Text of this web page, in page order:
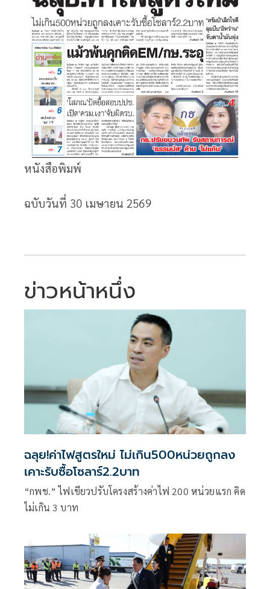
หนังสือพิมพ์
ฉบับวันที่ 30 เมษายน 2569
ข่าวหน้าหนึ่ง
ฉลุย!ค่าไฟสูตรใหม่ ไม่เกิน500หน่วยถูกลง
เคาะรับซื้อโซลาร์2.2บาท
“กพช.” ไฟเขียวปรับโครงสร้างค่าไฟ 200 หน่วยแรก คิด
ไม่เกิน 3 บาท